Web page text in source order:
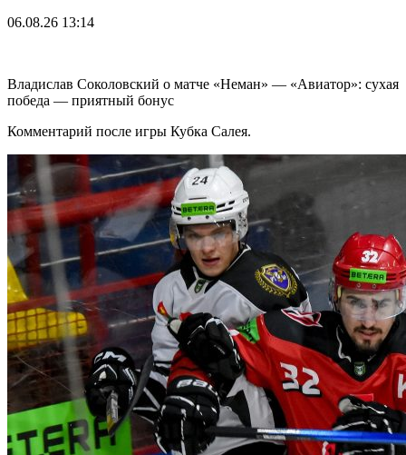
06.08.26 13:14
Владислав Соколовский о матче «Неман» — «Авиатор»: сухая
победа — приятный бонус
Комментарий после игры Кубка Салея.